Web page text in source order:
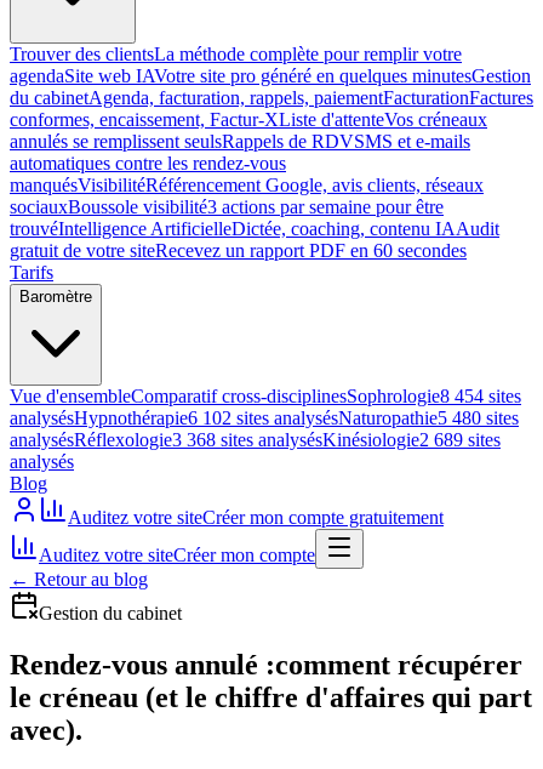
Trouver des clientsLa méthode complète pour remplir votre
agendaSite web IAVotre site pro généré en quelques minutesGestion
du cabinetAgenda, facturation, rappels, paiementFacturationFactures
conformes, encaissement, Factur-XListe d'attenteVos créneaux
annulés se remplissent seulsRappels de RDVSMS et e-mails
automatiques contre les rendez-vous
manquésVisibilitéRéférencement Google, avis clients, réseaux
sociauxBoussole visibilité3 actions par semaine pour être
trouvéIntelligence ArtificielleDictée, coaching, contenu IAAudit
gratuit de votre siteRecevez un rapport PDF en 60 secondes
Tarifs
Baromètre
Vue d'ensembleComparatif cross-disciplinesSophrologie8 454 sites
analysésHypnothérapie6 102 sites analysésNaturopathie5 480 sites
analysésRéflexologie3 368 sites analysésKinésiologie2 689 sites
analysés
Blog
Auditez votre siteCréer mon compte gratuitement
Auditez votre siteCréer mon compte
← Retour au blog
Gestion du cabinet
Rendez-vous annulé :comment récupérer
le créneau (et le chiffre d'affaires qui part
avec).